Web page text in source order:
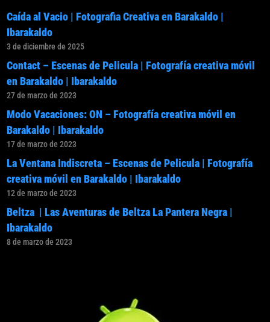
Caída al Vacio | Fotografia Creativa en Barakaldo |
Ibarakaldo
3 de diciembre de 2025
Contact – Escenas de Pelicula | Fotografía creativa móvil
en Barakaldo | Ibarakaldo
27 de marzo de 2023
Modo Vacaciones: ON – Fotografía creativa móvil en
Barakaldo | Ibarakaldo
17 de marzo de 2023
La Ventana Indiscreta – Escenas de Pelicula | Fotografía
creativa móvil en Barakaldo | Ibarakaldo
12 de marzo de 2023
Beltza | Las Aventuras de Beltza La Pantera Negra |
Ibarakaldo
8 de marzo de 2023